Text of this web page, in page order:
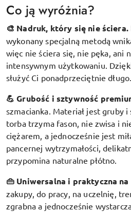
Co ją wyróżnia?
🎨 Nadruk, który się nie ściera.
wykonany specjalną metodą
więc nie ściera się, nie pęka, ani
intensywnym użytkowaniu.
służyć Ci ponadprzeciętnie długo.
💪 Grubość i sztywność
szmacianka. Materiał jest gruby
torba trzyma fason, nie zwisa i
ciężarem, a jednocześnie jest
pancernej wytrzymałości,
przypomina naturalne płótno.
👜 Uniwersalna i praktyczna na
zakupy, do pracy, na uczelnię,
zgrabna a jednocześnie